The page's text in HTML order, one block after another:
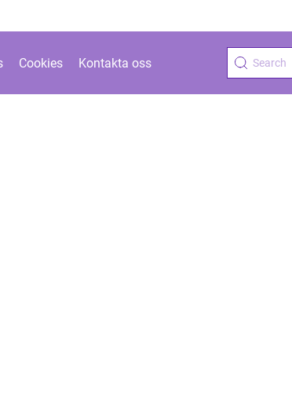
Cookies Kontakta oss